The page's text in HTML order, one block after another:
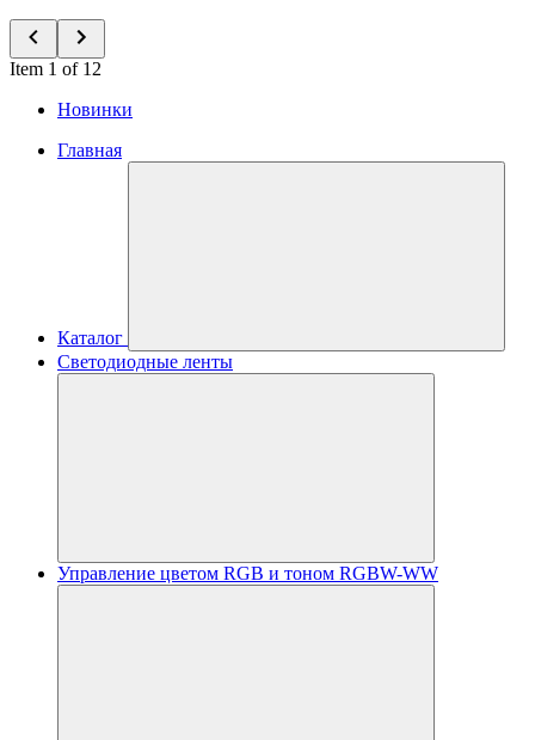
Item 1 of 12
Новинки
Главная
Каталог
Светодиодные ленты
Управление цветом RGB и тоном RGBW-WW